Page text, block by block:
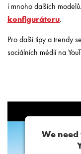
i mnoho dalších
konfigurátoru.
Pro další tipy a trendy
sociálních médií na
We